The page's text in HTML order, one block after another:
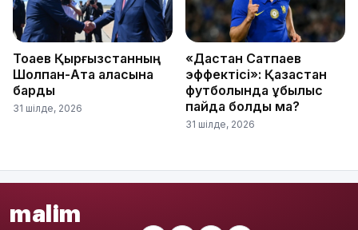
Тоқаев Қырғызстанның
Шолпан-Ата қаласына
барды
31 шілде, 2026
«Дастан Сатпаев
эффектісі»: Қазақстан
футболында құбылыс
пайда болды ма?
31 шілде, 2026
malim